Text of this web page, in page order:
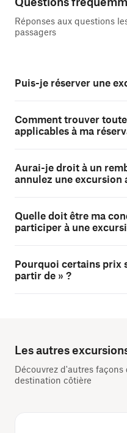
Réponses aux questions
passagers
Puis-je réserver une
Comment trouver
applicables à ma
Aurai-je droit à un
annulez une excursion
Quelle doit être ma
participer à une
Pourquoi certains prix
partir de » ?
Les autres
Découvrez d'autres
destination côtière